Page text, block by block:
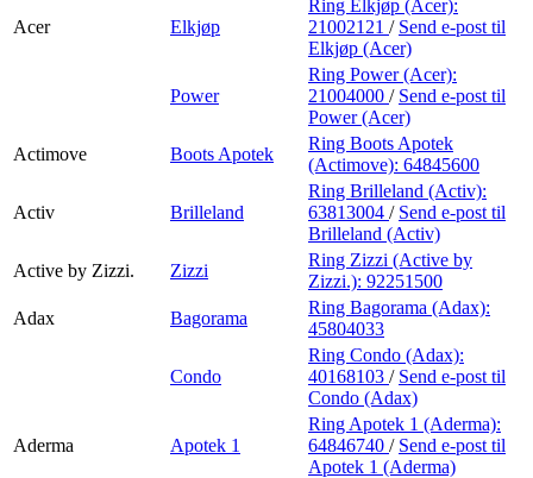
Acer Elkjøp
Ring Elkjøp (Acer):
21002121 / Send e-post til
Elkjøp (Acer)
Power
Ring Power (Acer):
21004000 / Send e-post til
Power (Acer)
Actimove
Boots Apotek
Ring Boots Apotek
(Actimove): 64845600
Activ Brilleland
Ring Brilleland (Activ):
63813004 / Send e-post til
Brilleland (Activ)
Active by Zizzi.
Zizzi
Ring Zizzi (Active by
Zizzi.): 92251500
Adax
Bagorama
Ring Bagorama (Adax):
45804033
Condo
Ring Condo (Adax):
40168103 / Send e-post til
Condo (Adax)
Aderma Apotek 1
Ring Apotek 1 (Aderma):
64846740 / Send e-post til
Apotek 1 (Aderma)